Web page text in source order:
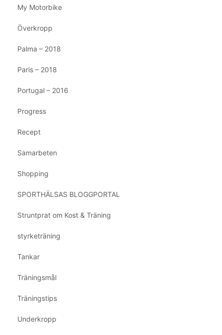
My Motorbike
Överkropp
Palma – 2018
Paris – 2018
Portugal – 2016
Progress
Recept
Samarbeten
Shopping
SPORTHÄLSAS BLOGGPORTAL
Struntprat om Kost & Träning
styrketräning
Tankar
Träningsmål
Träningstips
Underkropp